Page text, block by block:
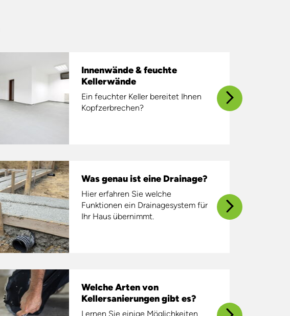
Innenwände & feuchte
Kellerwände
Ein feuchter Keller bereitet Ihnen
Kopfzerbrechen?
Was genau ist eine Drainage?
Hier erfahren Sie welche
Funktionen ein Drainagesystem für
Ihr Haus übernimmt.
Welche Arten von
Kellersanierungen gibt es?
Lernen Sie einige Möglichkeiten